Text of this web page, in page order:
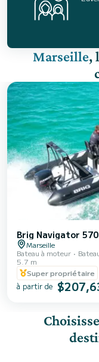
Marseille,
Brig Navigator 570
Marseille
Bateau à moteur
5.7 m
Super propriétaire
à partir de